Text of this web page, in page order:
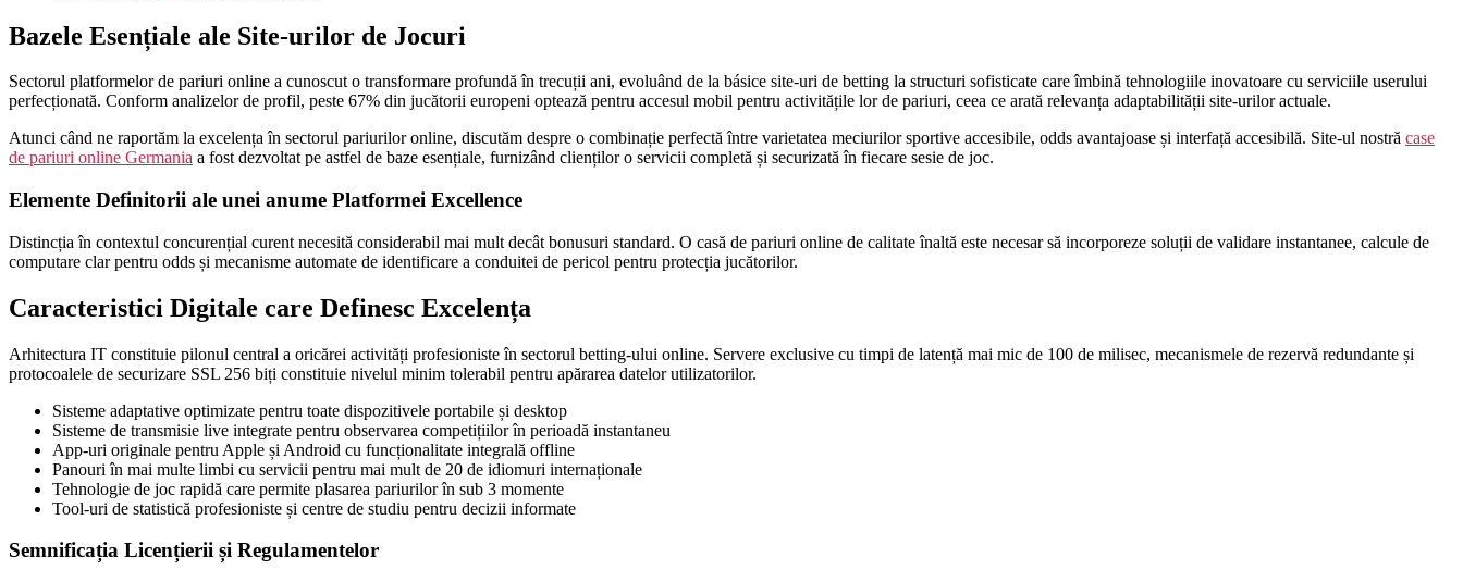
Bazele Esențiale ale Site-urilor de Jocuri
Sectorul platformelor de pariuri online a cunoscut o transformare profundă în trecuții ani, evoluând de la básice site-uri de betting la structuri sofisticate care îmbină tehnologiile inovatoare cu serviciile userului
perfecționată. Conform analizelor de profil, peste 67% din jucătorii europeni optează pentru accesul mobil pentru activitățile lor de pariuri, ceea ce arată relevanța adaptabilității site-urilor actuale.
Atunci când ne raportăm la excelența în sectorul pariurilor online, discutăm despre o combinație perfectă între varietatea meciurilor sportive accesibile, odds avantajoase și interfață accesibilă. Site-ul nostră case
de pariuri online Germania a fost dezvoltat pe astfel de baze esențiale, furnizând clienților o servicii completă și securizată în fiecare sesie de joc.
Elemente Definitorii ale unei anume Platformei Excellence
Distincția în contextul concurențial curent necesită considerabil mai mult decât bonusuri standard. O casă de pariuri online de calitate înaltă este necesar să incorporeze soluții de validare instantanee, calcule de
computare clar pentru odds și mecanisme automate de identificare a conduitei de pericol pentru protecția jucătorilor.
Caracteristici Digitale care Definesc Excelența
Arhitectura IT constituie pilonul central a oricărei activități profesioniste în sectorul betting-ului online. Servere exclusive cu timpi de latență mai mic de 100 de milisec, mecanismele de rezervă redundante și
protocoalele de securizare SSL 256 biți constituie nivelul minim tolerabil pentru apărarea datelor utilizatorilor.
Sisteme adaptative optimizate pentru toate dispozitivele portabile și desktop
Sisteme de transmisie live integrate pentru observarea competițiilor în perioadă instantaneu
App-uri originale pentru Apple și Android cu funcționalitate integrală offline
Panouri în mai multe limbi cu servicii pentru mai mult de 20 de idiomuri internaționale
Tehnologie de joc rapidă care permite plasarea pariurilor în sub 3 momente
Tool-uri de statistică profesioniste și centre de studiu pentru decizii informate
Semnificația Licențierii și Regulamentelor